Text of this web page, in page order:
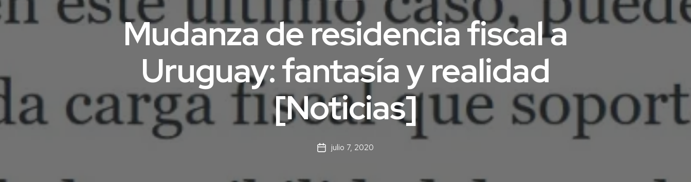
Mudanza de residencia fiscal a
Uruguay: fantasía y realidad
[Noticias]
Fechajulio 7, 2020